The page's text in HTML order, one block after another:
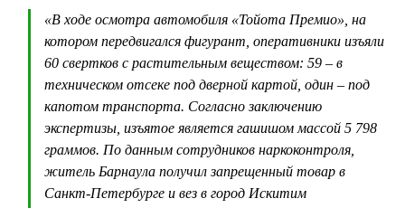
«В ходе осмотра автомобиля «Тойота Премио», на
котором передвигался фигурант, оперативники изъяли
60 свертков с растительным веществом: 59 – в
техническом отсеке под дверной картой, один – под
капотом транспорта. Согласно заключению
экспертизы, изъятое является гашишом массой 5 798
граммов. По данным сотрудников наркоконтроля,
житель Барнаула получил запрещенный товар в
Санкт-Петербурге и вез в город Искитим